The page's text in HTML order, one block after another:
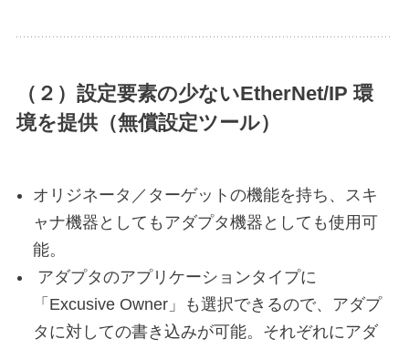
（２）設定要素の少ないEtherNet/IP 環
境を提供（無償設定ツール）
オリジネータ／ターゲットの機能を持ち、スキ
ャナ機器としてもアダプタ機器としても使用可
能。
アダプタのアプリケーションタイプに
「Excusive Owner」も選択できるので、アダプ
タに対しての書き込みが可能。それぞれにアダ